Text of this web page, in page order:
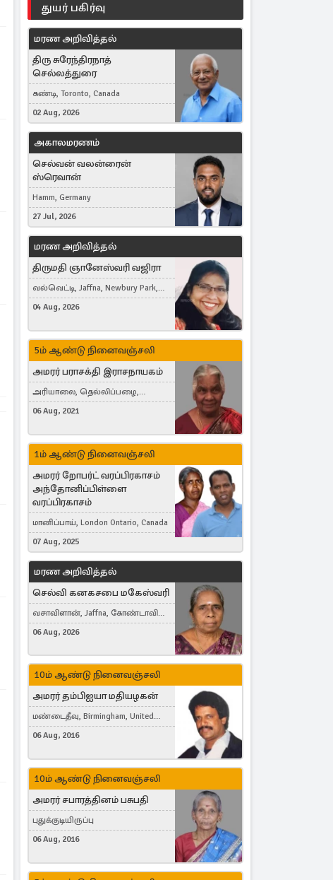
துயர் பகிர்வு
மரண அறிவித்தல்
திரு சுரேந்திரநாத்
செல்லத்துரை
கண்டி, Toronto, Canada
02 Aug, 2026
அகாலமரணம்
செல்வன் வலன்ரைன்
ஸ்ரெவான்
Hamm, Germany
27 Jul, 2026
மரண அறிவித்தல்
திருமதி ஞானேஸ்வரி வஜிரா
வல்வெட்டி, Jaffna, Newbury Park,
United Kingdom
04 Aug, 2026
5ம் ஆண்டு நினைவஞ்சலி
அமரர் பராசக்தி இராசநாயகம்
அரியாலை, தெல்லிப்பழை,
Montreal, Canada
06 Aug, 2021
1ம் ஆண்டு நினைவஞ்சலி
அமரர் றோபர்ட் வரப்பிரகாசம்
அந்தோனிப்பிள்ளை
வரப்பிரகாசம்
மானிப்பாய், London Ontario, Canada
07 Aug, 2025
மரண அறிவித்தல்
செல்வி கனகசபை மகேஸ்வரி
வசாவிளான், Jaffna, கோண்டாவில்
கிழக்கு
06 Aug, 2026
10ம் ஆண்டு நினைவஞ்சலி
அமரர் தம்பிஐயா மதியழகன்
மண்டைதீவு, Birmingham, United
Kingdom
06 Aug, 2016
10ம் ஆண்டு நினைவஞ்சலி
அமரர் சபாரத்தினம் பசுபதி
புதுக்குடியிருப்பு
06 Aug, 2016